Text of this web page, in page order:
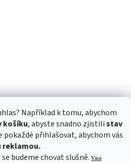
Například k tomu, abychom
košíku, abyste snadno zjistilistav
pokaždé přihlašovat, abychom vás
reklamou.
budeme chovat slušně. Více